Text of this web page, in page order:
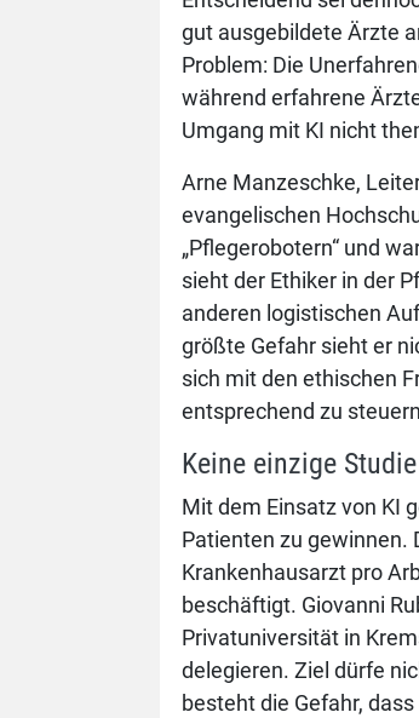
gut ausgebildete Ärzte
Problem: Die
während erfahrene
Umgang mit KI nicht
Arne Manzeschke,
evangelischen
„Pflegerobotern“ und
sieht der Ethiker in der
anderen logistischen
größte Gefahr sieht er
sich mit den ethischen
entsprechend zu
Keine einzige
Mit dem Einsatz von KI
Patienten zu gewinnen.
Krankenhausarzt pro
beschäftigt. Giovanni
Privatuniversität in
delegieren. Ziel dürfe
besteht die Gefahr,